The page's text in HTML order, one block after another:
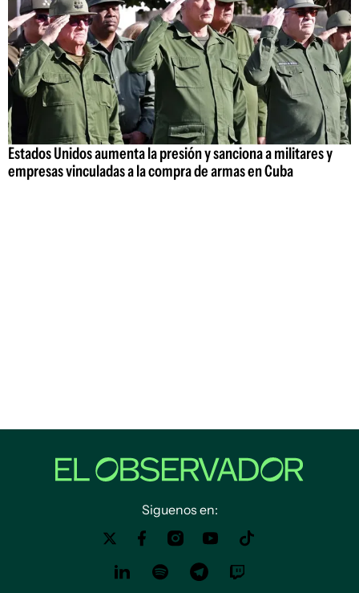
Estados Unidos aumenta la presión y sanciona a militares y
empresas vinculadas a la compra de armas en Cuba
Siguenos en: